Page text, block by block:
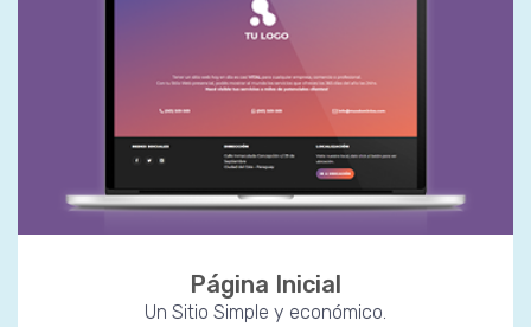
Página Inicial
Un Sitio Simple y económico.